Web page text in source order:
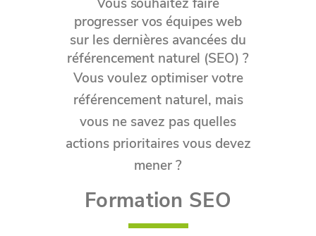
progresser vos équipes web
sur les dernières avancées du
référencement naturel (SEO) ?
Vous voulez optimiser votre
référencement naturel, mais
vous ne savez pas quelles
actions prioritaires vous devez
mener ?
Formation SEO